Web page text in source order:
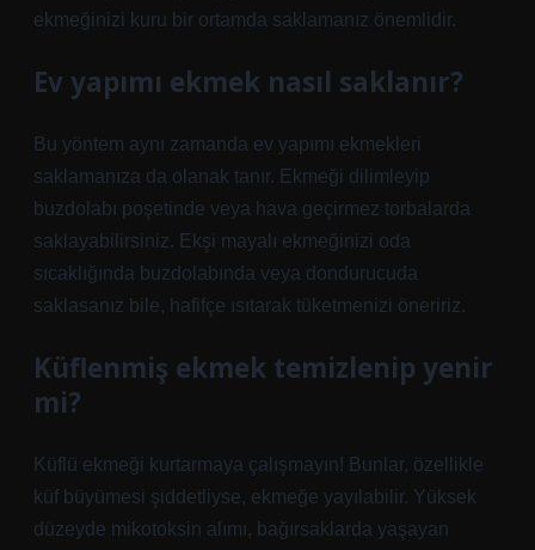
ekmeğinizi kuru bir ortamda saklamanız önemlidir.
Ev yapımı ekmek nasıl saklanır?
Bu yöntem aynı zamanda ev yapımı ekmekleri
saklamanıza da olanak tanır. Ekmeği dilimleyip
buzdolabı poşetinde veya hava geçirmez torbalarda
saklayabilirsiniz. Ekşi mayalı ekmeğinizi oda
sıcaklığında buzdolabında veya dondurucuda
saklasanız bile, hafifçe ısıtarak tüketmenizi öneririz.
Küflenmiş ekmek temizlenip yenir
mi?
Küflü ekmeği kurtarmaya çalışmayın! Bunlar, özellikle
küf büyümesi şiddetliyse, ekmeğe yayılabilir. Yüksek
düzeyde mikotoksin alımı, bağırsaklarda yaşayan